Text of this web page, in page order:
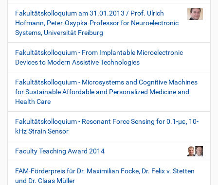
Fakultätskolloquium am 31.01.2013 / Prof. Ulrich
Hofmann, Peter-Osypka-Professor for Neuroelectronic
Systems, Universität Freiburg
Fakultätskolloquium - From Implantable Microelectronic
Devices to Modern Assistive Technologies
Fakultätskolloquium - Microsystems and Cognitive Machines
for Sustainable Affordable and Personalized Medicine and
Health Care
Fakultätskolloquium - Resonant Force Sensing for 0.1-µε, 10-
kHz Strain Sensor
Faculty Teaching Award 2014
FAM-Förderpreis für Dr. Maximilian Focke, Dr. Felix v. Stetten
und Dr. Claas Müller